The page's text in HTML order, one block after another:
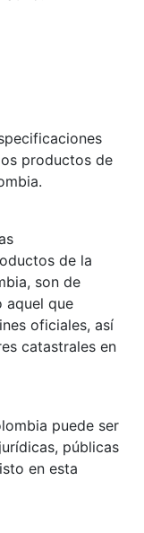
productos de
de la
son de
aquel que
oficiales, así
catastrales en
puede ser
públicas
en esta